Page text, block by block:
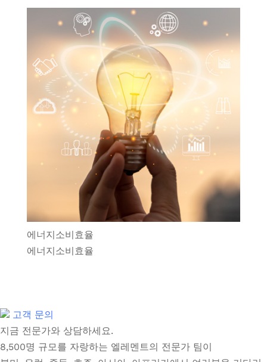
에너지소비효율
에너지소비효율
고객 문의
지금 전문가와 상담하세요.
8,500명 규모를 자랑하는 엘레멘트의 전문가 팀이